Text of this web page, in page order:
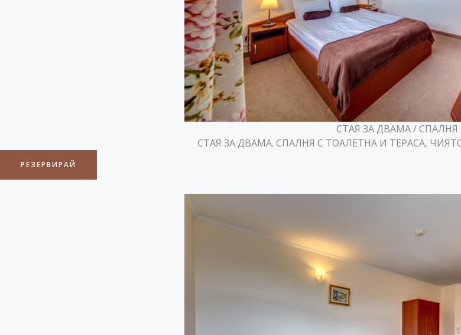
СТАЯ ЗА ДВАМА / СПАЛНЯ
СТАЯ ЗА ДВАМА. СПАЛНЯ С ТОАЛЕТНА И ТЕРАСА,
РЕЗЕРВИРАЙ